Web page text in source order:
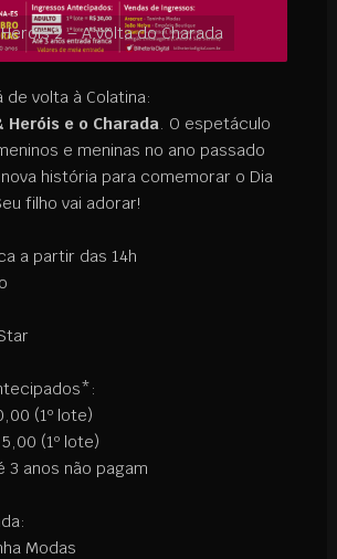
2 – A volta do Charada
de volta à Colatina:
Heróis e o Charada. O espetáculo
e meninas no ano passado
história para comemorar o Dia
filho vai adorar!
a partir das 14h
(1º lote)
(1º lote)
3 anos não pagam
Modas